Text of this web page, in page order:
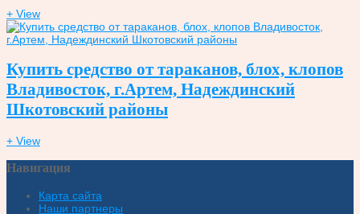
+ View
Купить средство от тараканов, блох, клопов
Владивосток, г.Артем, Надеждинский
Шкотовский районы
+ View
Навигация
Карта сайта
Наши партнеры